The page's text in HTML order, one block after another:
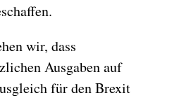
wir, dass
Ausgaben auf
für den Brexit